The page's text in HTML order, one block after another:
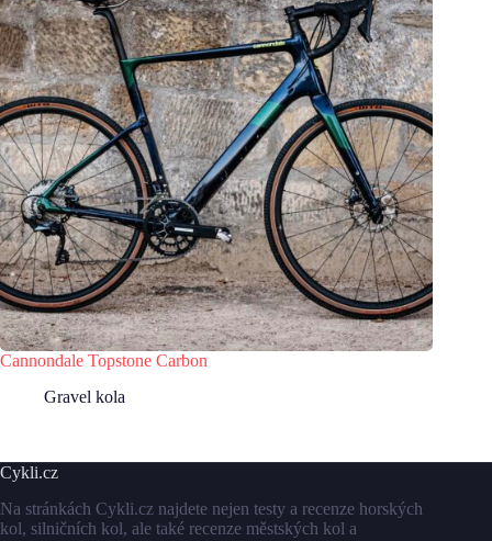
Cannondale Topstone Carbon
Gravel kola
Cykli.cz
Na stránkách Cykli.cz najdete nejen testy a recenze horských
kol, silničních kol, ale také recenze městských kol a